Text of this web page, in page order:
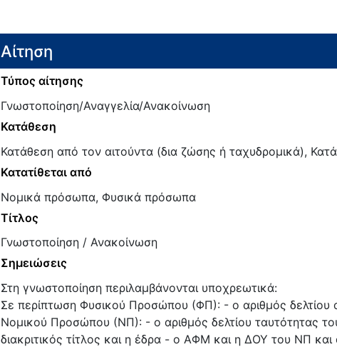
Αίτηση
Τύπος αίτησης
Γνωστοποίηση/Αναγγελία/Ανακοίνωση
Κατάθεση
Κατάθεση από τον αιτούντα (δια ζώσης ή ταχυδρομικά),
Κατατίθεται από
Νομικά πρόσωπα, Φυσικά πρόσωπα
Τίτλος
Γνωστοποίηση / Ανακοίνωση
Σημειώσεις
Στη γνωστοποίηση περιλαμβάνονται υποχρεωτικά:
Σε περίπτωση Φυσικού Προσώπου (ΦΠ): - ο αριθμός δελτίου
Νομικού Προσώπου (ΝΠ): - ο αριθμός δελτίου ταυτότητας
διακριτικός τίτλος και η έδρα - ο ΑΦΜ και η ΔΟΥ του ΝΠ